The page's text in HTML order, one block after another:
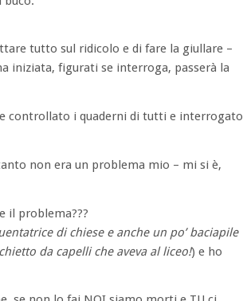
tutto sul ridicolo e di fare la giullare –
iniziata, figurati se interroga, passerà la
controllato i quaderni di tutti e interrogato
non era un problema mio – mi si è,
il problema???
di chiese e anche un po’ baciapile
da capelli che aveva al liceo!) e ho